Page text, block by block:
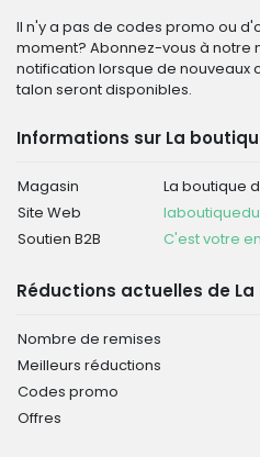
Il n'y a pas de codes promo ou
moment? Abonnez-vous à notre
notification lorsque de nouveaux
talon seront disponibles.
Informations sur La
Magasin
La boutique
Site Web
Soutien B2B
C'est votre
Réductions actuelles de
Nombre de remises
Meilleurs réductions
Codes promo
Offres